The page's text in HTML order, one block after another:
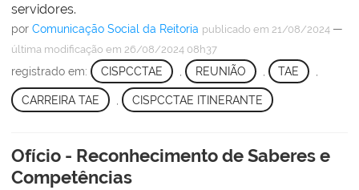
servidores.
por Comunicação Social da Reitoria publicado em 21/08/2024 —
última modificação em 26/08/2024 08h37
registrado em: CISPCCTAE REUNIÃO TAE
CARREIRA TAE CISPCCTAE ITINERANTE
Ofício - Reconhecimento de Saberes e
Competências